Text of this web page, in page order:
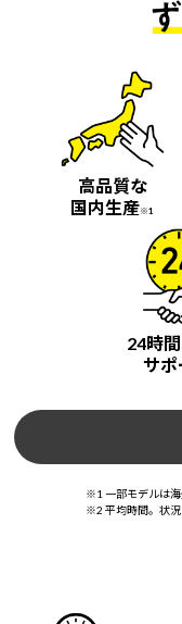
高品質な
国内生産※1
24時
サポ
※1 一部モデルは海
※2 平均時間。状況